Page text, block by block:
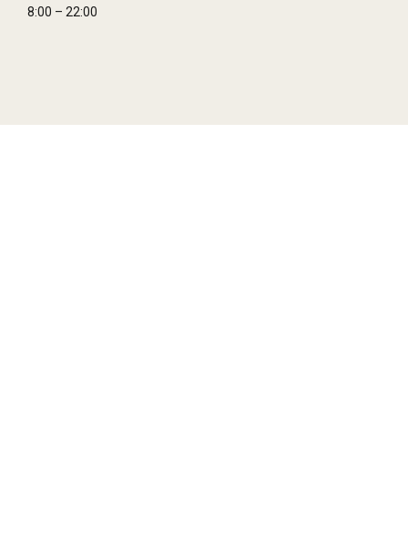
8:00 – 22:00